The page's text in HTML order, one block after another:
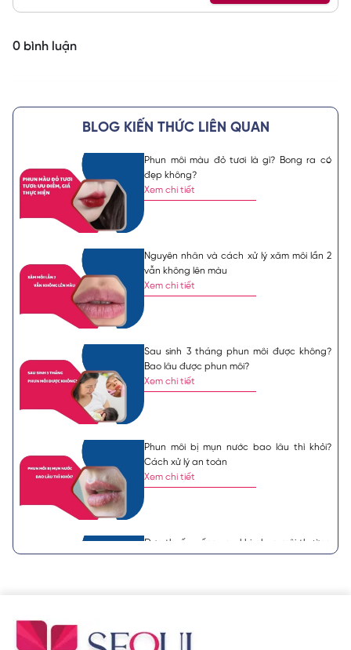
0 bình luận
BLOG KIẾN THỨC LIÊN QUAN
Phun môi màu đỏ tươi là gì? Bong ra có
đẹp không?
Xem chi tiết
Nguyên nhân và cách xử lý xăm môi lần 2
vẫn không lên màu
Xem chi tiết
Sau sinh 3 tháng phun môi được không?
Bao lâu được phun môi?
Xem chi tiết
Phun môi bị mụn nước bao lâu thì khỏi?
Cách xử lý an toàn
Xem chi tiết
Đơn thuốc uống sau khi phun môi thường
Nên khử thâm môi hay phun môi? Lựa